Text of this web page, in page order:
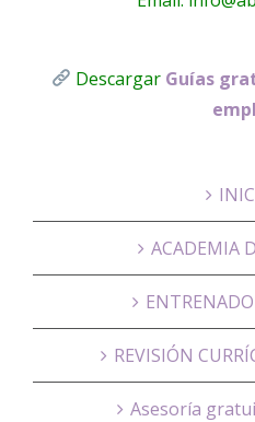
Descargar Guías
ACADEMIA
REVISIÓN
Asesoría